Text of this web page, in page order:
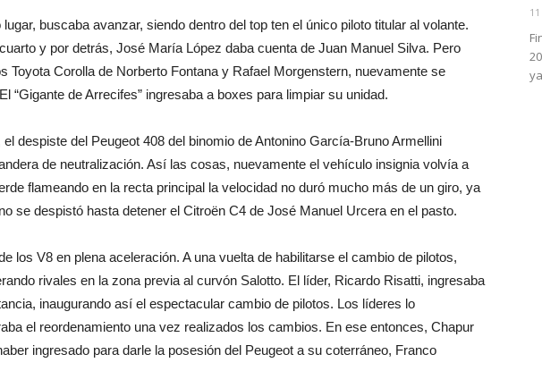
buscaba avanzar, siendo dentro del top ten el único piloto titular al volante.
y por detrás, José María López daba cuenta de Juan Manuel Silva. Pero
Toyota Corolla de Norberto Fontana y Rafael Morgenstern, nuevamente se
“Gigante de Arrecifes” ingresaba a boxes para limpiar su unidad.
despiste del Peugeot 408 del binomio de Antonino García-Bruno Armellini
de neutralización. Así las cosas, nuevamente el vehículo insignia volvía a
flameando en la recta principal la velocidad no duró mucho más de un giro, ya
se despistó hasta detener el Citroën C4 de José Manuel Urcera en el pasto.
los V8 en plena aceleración. A una vuelta de habilitarse el cambio de pilotos,
rivales en la zona previa al curvón Salotto. El líder, Ricardo Risatti, ingresaba
inaugurando así el espectacular cambio de pilotos. Los líderes lo
el reordenamiento una vez realizados los cambios. En ese entonces, Chapur
ingresado para darle la posesión del Peugeot a su coterráneo, Franco